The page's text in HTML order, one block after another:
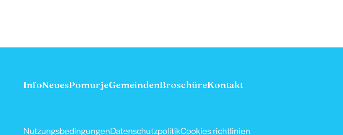
InfoNeuesPomurjeGemeindenBroschüreKontakt
NutzungsbedingungenDatenschutzpolitikCookies richtlinien